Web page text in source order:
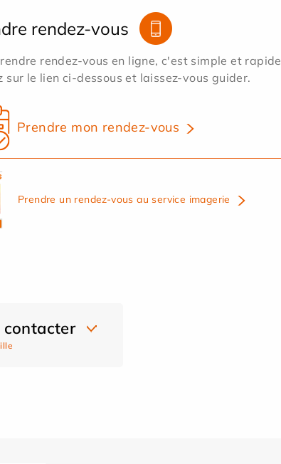
rendez-vous
rendez-vous en ligne, c'est simple et rapide
sur le lien ci-dessous et laissez-vous guider.
Prendre mon rendez-vous
Prendre un rendez-vous au service imagerie
contacter